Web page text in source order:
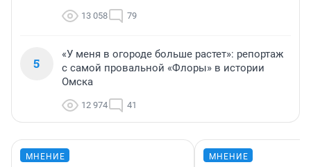
13 058 79
5
«У меня в огороде больше растет»: репортаж
с самой провальной «Флоры» в истории
Омска
12 974 41
МНЕНИЕ МНЕНИЕ